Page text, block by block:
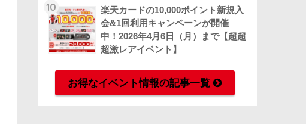
10
楽天カードの10,000ポイント新規入
会&1回利用キャンペーンが開催
中！2026年4月6日（月）まで【超超
超激レアイベント】
お得なイベント情報の記事一覧